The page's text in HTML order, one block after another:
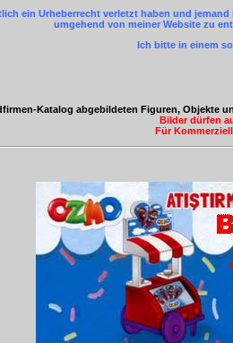
ein Urheberrecht verletzt haben und
umgehend von meiner Website zu
Ich bitte in einem
Katalog abgebildeten Figuren, Objekte
Bilder dürfen
Für